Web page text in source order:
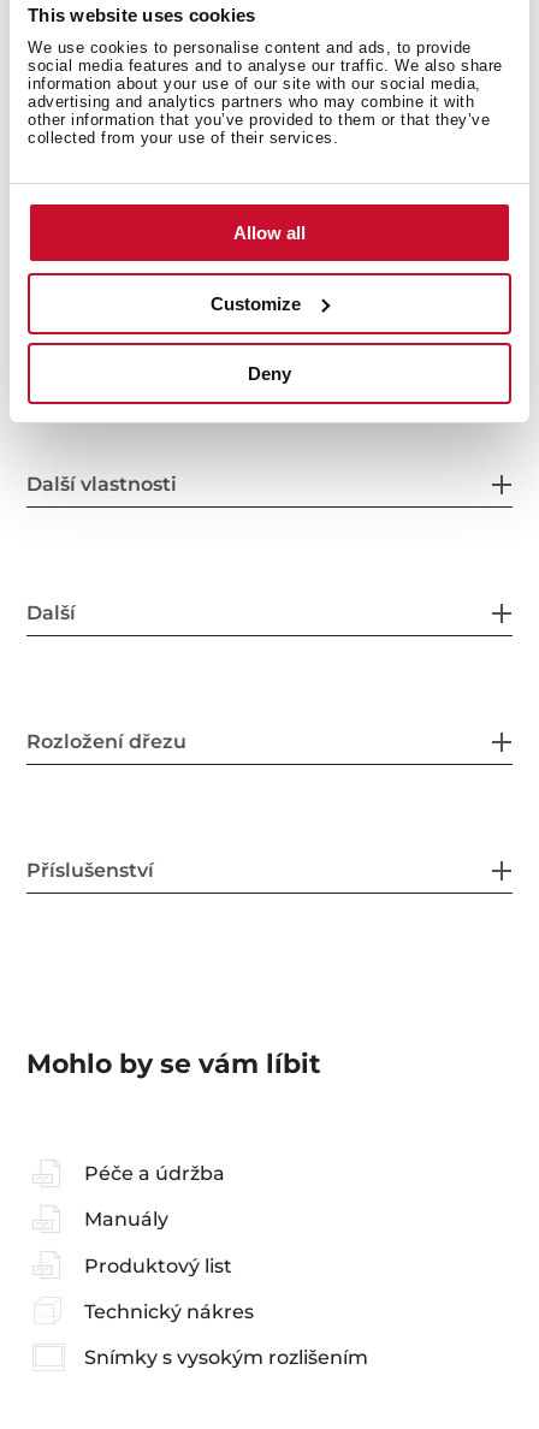
This website uses cookies
We use cookies to personalise content and ads, to provide
social media features and to analyse our traffic. We also share
information about your use of our site with our social media,
advertising and analytics partners who may combine it with
other information that you’ve provided to them or that they’ve
collected from your use of their services.
Allow all
Customize
Deny
Další vlastnosti
Další
Rozložení dřezu
Příslušenství
Mohlo by se vám líbit
Péče a údržba
Manuály
Produktový list
Technický nákres
Snímky s vysokým rozlišením